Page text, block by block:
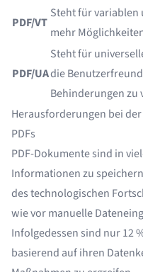
PDF/VT
Steht für
mehr
PDF/UA
Steht für
die
Behinderungen zu
Herausforderungen bei
PDFs
PDF-Dokumente sind in
Informationen zu
des technologischen
wie vor manuelle
Infolgedessen sind nur 12
basierend auf ihren